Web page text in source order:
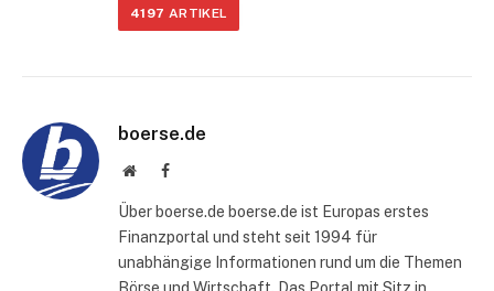
4197 ARTIKEL
boerse.de
WebsiteFacebook
Über boerse.de boerse.de ist Europas erstes
Finanzportal und steht seit 1994 für
unabhängige Informationen rund um die Themen